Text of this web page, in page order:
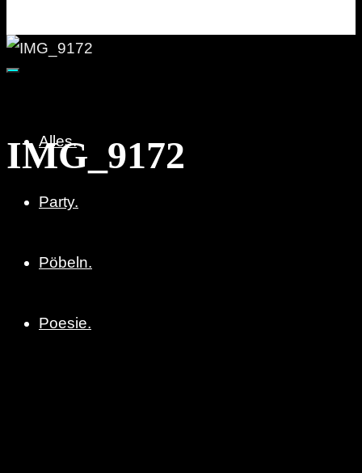
Alles.
Party.
Pöbeln.
Poesie.
IMG_9172